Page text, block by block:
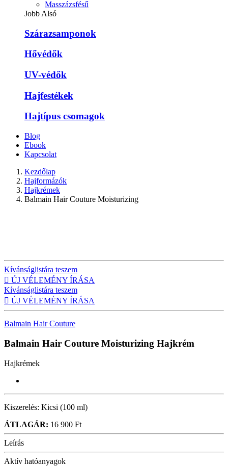
Masszázsfésű
Jobb Alsó
Szárazsamponok
Hővédők
UV-védők
Hajfestékek
Hajtípus csomagok
Blog
Ebook
Kapcsolat
Kezdőlap
Hajformázók
Hajkrémek
Balmain Hair Couture Moisturizing
Kívánságlistára teszem
 ÚJ VÉLEMÉNY ÍRÁSA
Kívánságlistára teszem
 ÚJ VÉLEMÉNY ÍRÁSA
Balmain Hair Couture
Balmain Hair Couture Moisturizing Hajkrém
Hajkrémek
Kiszerelés: Kicsi (100 ml)
ÁTLAGÁR: 16 900 Ft
Leírás
Aktív hatóanyagok